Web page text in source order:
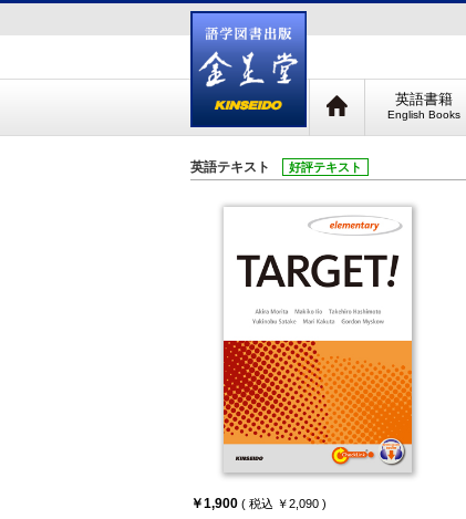
英語書籍
英語テキスト 好評テキスト
￥1,900 ( 税込 ￥2,090 )